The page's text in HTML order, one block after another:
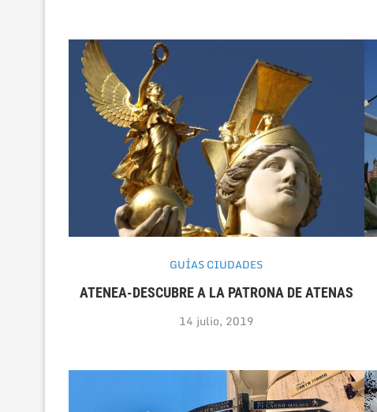
GUÍAS CIUDADES
ATENEA-DESCUBRE A LA PATRONA DE ATENAS
14 julio, 2019